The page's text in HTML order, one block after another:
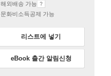
해외배송 가능
문화비소득공제 가능
리스트에 넣기
eBook 출간 알림신청